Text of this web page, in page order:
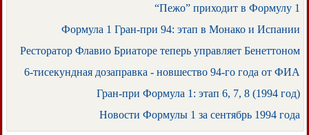
“Пежо” приходит в Формулу 1
Формула 1 Гран-при 94: этап в Монако и Испании
Ресторатор Флавио Бриаторе теперь управляет Бенеттоном
6-тисекундная дозаправка - новшество 94-го года от ФИА
Гран-при Формула 1: этап 6, 7, 8 (1994 год)
Новости Формулы 1 за сентябрь 1994 года